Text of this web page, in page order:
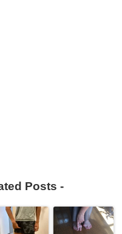
Posts -